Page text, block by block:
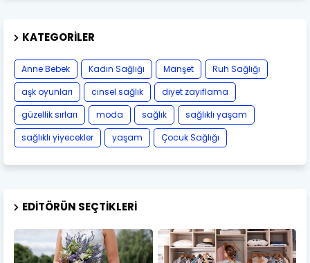
KATEGORILER
Anne Bebek Kadın Sağlığı Manşet
Ruh Sağlığı
aşk oyunları
cinsel sağlık
diyet zayıflama
güzellik sırları
moda sağlık
sağlıklı yaşam
sağlıklı yiyecekler
yaşam Çocuk Sağlığı
EDITÖRÜN SEÇTIKLERI